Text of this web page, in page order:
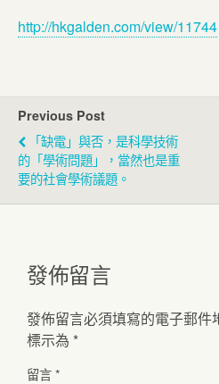
http://hkgalden.com/view/11744
Previous Post
「缺電」與否，是科學技術
的「學術問題」，當然也是重
要的社會學術議題。
發佈留言
發佈留言必須填寫的電子郵件
標示為 *
留言*